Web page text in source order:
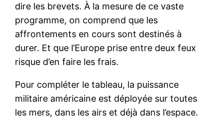
dire les brevets. À la mesure de ce vaste
programme, on comprend que les
affrontements en cours sont destinés à
durer. Et que l’Europe prise entre deux feux
risque d’en faire les frais.
Pour compléter le tableau, la puissance
militaire américaine est déployée sur toutes
les mers, dans les airs et déjà dans l’espace.